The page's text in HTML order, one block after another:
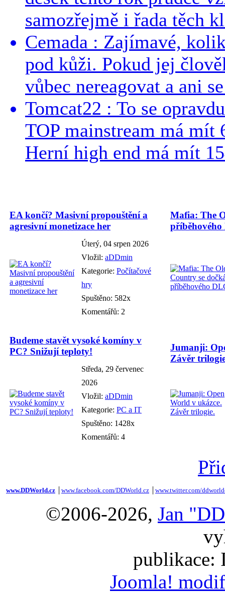
samozřejmě i řada těch
Cemada : Zajímavé,
pod kůži. Pokud jej
vůbec nereagovat a ani
Tomcat22 : To se
TOP mainstream má
Herní high end má mít
EA končí? Masivní propouštění a
agresivní monetizace her
Úterý, 04 srpen 2026
Vložil: aDDmin
Kategorie: Počítačové
hry
Spuštěno: 582x
Komentářů: 2
Mafia: The
Budeme stavět vysoké komíny v
PC? Snižují teploty!
Středa, 29 červenec
2026
Vložil: aDDmin
Kategorie: PC a IT
Spuštěno: 1428x
Komentářů: 4
Jumanji:
Závěr
www.DDWorld.cz www.facebook.com/DDWorld.cz www.twitter.com/
©2006-2026, Jan
publikace:
Joomla!